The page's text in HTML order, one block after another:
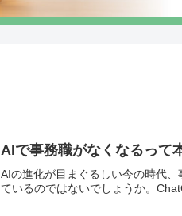
AIで事務職がなくなるって
AIの進化が目まぐるしい今の時代
ているのではないでしょうか。